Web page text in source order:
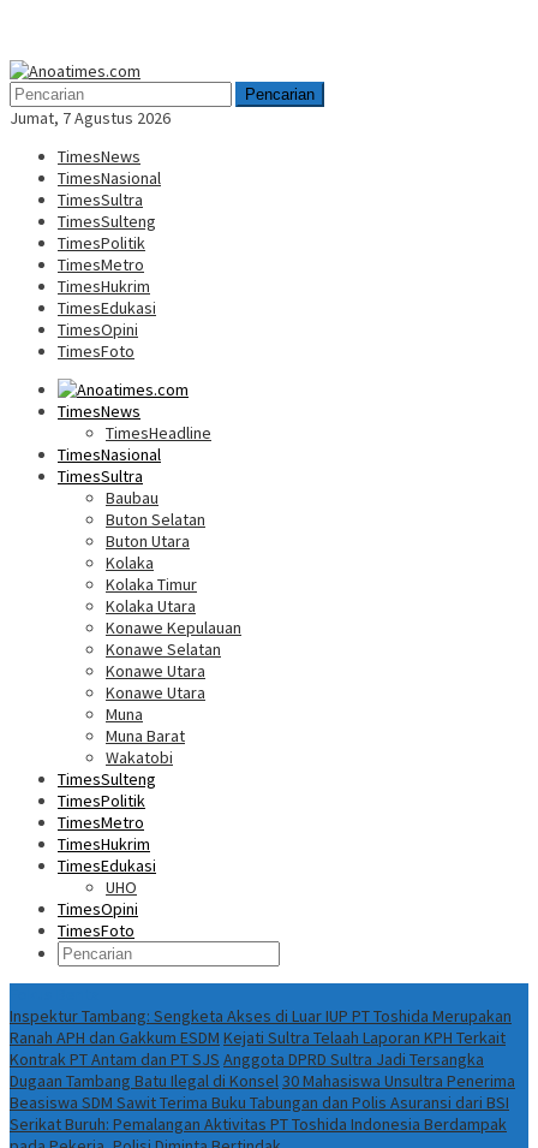
Menu
Mobile
Pencarian
Jumat, 7 Agustus 2026
TimesNews
TimesNasional
TimesSultra
TimesSulteng
TimesPolitik
TimesMetro
TimesHukrim
TimesEdukasi
TimesOpini
TimesFoto
TimesNews
TimesHeadline
TimesNasional
TimesSultra
Baubau
Buton Selatan
Buton Utara
Kolaka
Kolaka Timur
Kolaka Utara
Konawe Kepulauan
Konawe Selatan
Konawe Utara
Konawe Utara
Muna
Muna Barat
Wakatobi
TimesSulteng
TimesPolitik
TimesMetro
TimesHukrim
TimesEdukasi
UHO
TimesOpini
TimesFoto
Inspektur Tambang: Sengketa Akses di Luar IUP PT Toshida Merupakan
Ranah APH dan Gakkum ESDM Kejati Sultra Telaah Laporan KPH Terkait
Kontrak PT Antam dan PT SJS Anggota DPRD Sultra Jadi Tersangka
Dugaan Tambang Batu Ilegal di Konsel30 Mahasiswa Unsultra Penerima
Beasiswa SDM Sawit Terima Buku Tabungan dan Polis Asuransi dari BSI
Serikat Buruh: Pemalangan Aktivitas PT Toshida Indonesia Berdampak